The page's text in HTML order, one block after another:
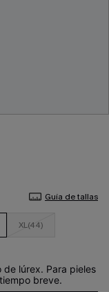
Guía de tallas
XL(44)
de lúrex. Para pieles
breve.